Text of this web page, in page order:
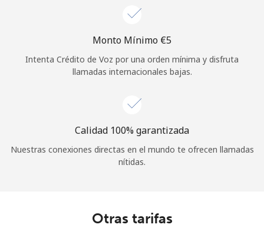
Monto Mínimo ⁦€5⁩
Intenta Crédito de Voz por una orden mínima y disfruta
llamadas internacionales bajas.
Calidad 100% garantizada
Nuestras conexiones directas en el mundo te ofrecen llamadas
nítidas.
Otras tarifas